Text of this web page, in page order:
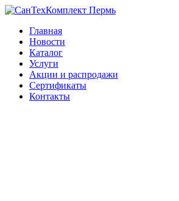
Главная
Новости
Каталог
Услуги
Акции и распродажи
Сертификаты
Контакты